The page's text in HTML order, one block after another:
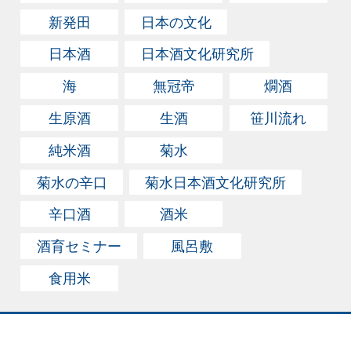
新発田
日本の文化
日本酒
日本酒文化研究所
海
無冠帝
燗酒
生原酒
生酒
笹川流れ
純米酒
菊水
菊水の辛口
菊水日本酒文化研究所
辛口酒
酒米
酒育セミナー
風呂敷
食用米